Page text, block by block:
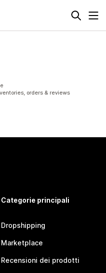
orders & reviews
Categorie principali
Dropshipping
Marketplace
Recensioni dei prodotti